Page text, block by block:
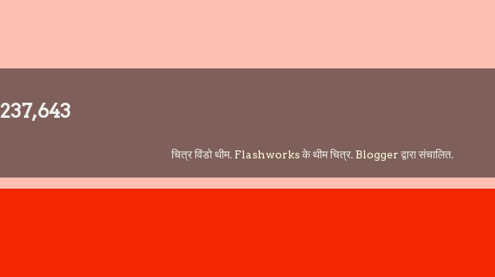
237,643
चित्र विंडो थीम. Flashworksके थीम चित्र. Blogger द्वारा संचालित.